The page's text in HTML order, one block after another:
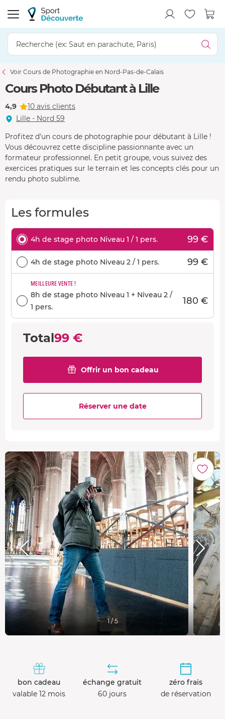
Voir Cours de Photographie en Nord-Pas-de-Calais
Cours Photo Débutant à Lille
4,9
10 avis clients
Lille - Nord 59
Profitez d'un cours de photographie pour débutant à Lille !
Vous découvrez cette discipline passionnante avec un
formateur professionnel. En petit groupe, vous suivez des
exercices pratiques sur le terrain et les concepts clés pour un
rendu photo sublime.
Les formules
4h de stage photo Niveau 1 / 1 pers. 99 €
4h de stage photo Niveau 2 / 1 pers. 99 €
MEILLEURE VENTE !
8h de stage photo Niveau 1 + Niveau 2 /
1 pers.
180 €
Total99 €
Offrir un bon cadeau
Réserver une date
1 / 5
bon cadeau
valable 12 mois
échange gratuit
60 jours
zéro frais
de réservation